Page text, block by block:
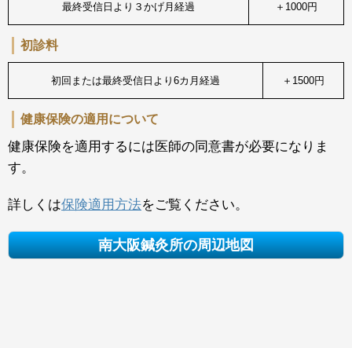
最終受信日より３かげ月経過 ＋1000円
初診料
初回または最終受信日より6カ月経過 ＋1500円
健康保険の適用について
健康保険を適用するには医師の同意書が必要になりま
す。
詳しくは保険適用方法をご覧ください。
南大阪鍼灸所の周辺地図